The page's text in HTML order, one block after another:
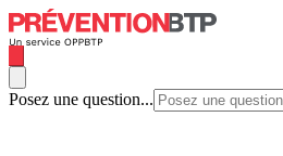
Posez une question...